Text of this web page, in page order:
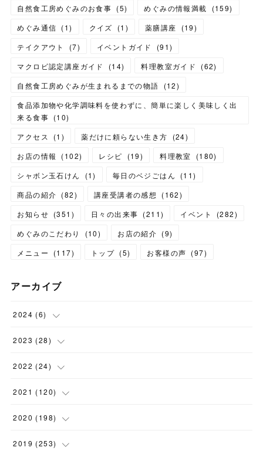
自然食工房めぐみのお食事 (5) めぐみの情報満載 (159)
めぐみ通信 (1) クイズ (1 ) 薬膳講座 (19)
テイクアウト
(7) イベントガイド (91)
マクロビ認定講座ガイド
(14) 料理教室ガイド (62)
自然食工房めぐみが生まれるまでの物語
(12)
食品添加物や化学調味料を使わずに、簡単に楽しく美味しく出
来る食事 (10)
アクセス
(1 ) 薬だけに頼らない生き方 (24)
お店の情報
(102) レシピ (19) 料理教室 (180)
シャボン玉石けん
(1) 毎日のベジごはん (11)
商品の紹介 (82) 講座受講者の感想 (162)
お知らせ (351 ) 日々の出来事 (211) イベント (282)
めぐみのこだわり
(10) お店の紹介 (9)
メニュー
(117) トップ (5) お客様の声 (97)
アーカイブ
2024 (6)
(1)
(1 )
(1)
( 1 )
2023 (28)
(2)
(1)
(1)
(2 )
2022 (24)
(5)
(2)
(2)
2021 (120)
(12)
(3)
2020 (198)
(12)
2019 (253)